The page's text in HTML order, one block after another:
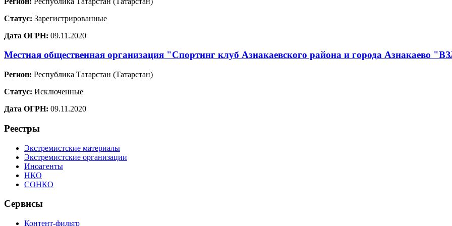
Статус: Зарегистрированные
Дата ОГРН: 09.11.2020
Местная общественная организация "Спортинг клуб Азнакаевского района и города Азнакаево
Регион: Республика Татарстан (Татарстан)
Статус: Исключенные
Дата ОГРН: 09.11.2020
Реестры
Экстремистские материалы
Экстремистские организации
Иноагенты
НКО
СОНКО
Сервисы
Контент-фильтр